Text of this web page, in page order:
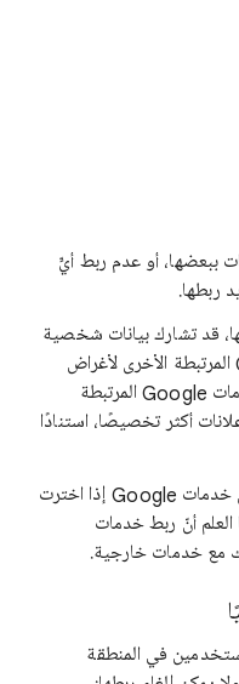
ببعضها، أو عدم ربط أيٍّ
ربطها.
قد تشارك بيانات شخصية
في ما بينها ومع جميع خدمات Google المرتبطة الأخرى لأغراض
معيّنة. على سبيل المثال، قد تتعاون خدمات Google المرتبطة
أكثر تخصيصًا، استنادًا
لن يتم تسجيل خروجك من أي خدمة من خدمات Google إذا اخترت
أنّ ربط خدمات
في المنطقة